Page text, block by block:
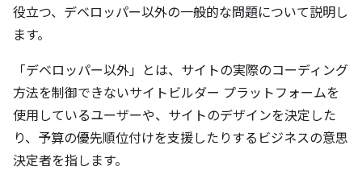
役立つ、デベロッパー以外の一般的な問題について説明し
ます。
「デベロッパー以外」とは、サイトの実際のコーディング
方法を制御できないサイトビルダー プラットフォームを
使用しているユーザーや、サイトのデザインを決定した
り、予算の優先順位付けを支援したりするビジネスの意思
決定者を指します。